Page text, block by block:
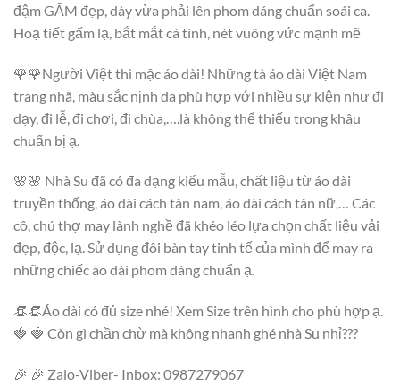
đậm GẤM đẹp, dày vừa phải lên phom dáng chuẩn soái ca.
Hoạ tiết gấm lạ, bắt mắt cá tính, nét vuông vức mạnh mẽ
🌹🌹Người Việt thì mặc áo dài! Những tà áo dài Việt Nam
trang nhã, màu sắc nịnh da phù hợp với nhiều sự kiện như đi
dạy, đi lễ, đi chơi, đi chùa,….là không thể thiếu trong khâu
chuẩn bị ạ.
🌸🌸 Nhà Su đã có đa dạng kiểu mẫu, chất liệu từ áo dài
truyền thống, áo dài cách tân nam, áo dài cách tân nữ,… Các
cô, chú thợ may lành nghề đã khéo léo lựa chọn chất liệu vải
đẹp, độc, lạ. Sử dụng đôi bàn tay tinh tế của mình để may ra
những chiếc áo dài phom dáng chuẩn ạ.
👒👒Áo dài có đủ size nhé! Xem Size trên hình cho phù hợp ạ.
🍓 🍓 Còn gì chần chờ mà không nhanh ghé nhà Su nhỉ???
🎉 🎉 Zalo-Viber- Inbox: 0987279067